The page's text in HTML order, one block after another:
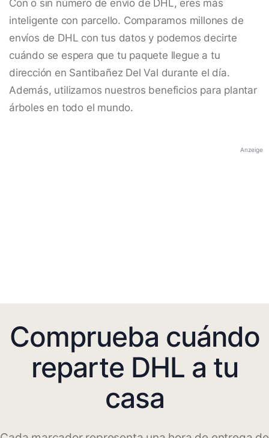
Con o sin número de envío de DHL, eres más
inteligente con parcello. Comparamos millones de
envíos de DHL con tus datos y podemos decirte
cuándo se espera que tu paquete llegue a tu
dirección en Santibañez Del Val durante el día.
Además, utilizamos nuestros beneficios para plantar
árboles en todo el mundo.
Anzeige
Comprueba cuándo
reparte DHL a tu
casa